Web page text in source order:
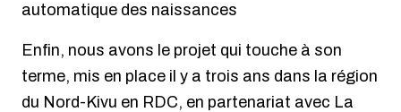
automatique des naissances
Enfin, nous avons le projet qui touche à son
terme, mis en place il y a trois ans dans la région
du Nord-Kivu en RDC, en partenariat avec La